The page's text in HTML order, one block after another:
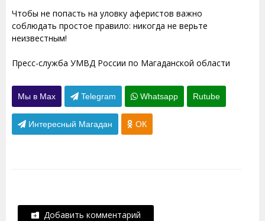
Чтобы не попасть на уловку аферистов важно
соблюдать простое правило: никогда не верьте
неизвестным!
Пресс-служба УМВД России по Магаданской области
Мы в Max Telegram Whatsapp Rutube
Интересный Магадан ОК
Добавить комментарий